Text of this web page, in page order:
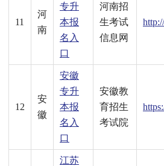
11
河
南
专升
本报
名入
口
河南招
生考试
信息网
12
安
徽
安徽
专升
本报
名入
口
安徽教
育招生
考试院
江苏